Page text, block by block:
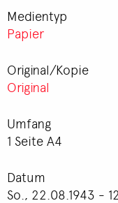
Medientyp
Papier
Original/Kopie
Original
Umfang
1 Seite A4
Datum
So., 22.08.1943 -